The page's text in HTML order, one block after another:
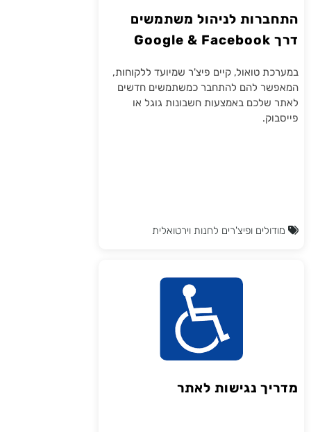
התחברות לניהול משתמשים
דרך Google & Facebook
במערכת טואול, קיים פיצ'ר שמיועד ללקוחות,
המאפשר להם להתחבר כמשתמשים חדשים
לאתר שלכם באמצעות חשבונות גוגל או
פייסבוק.
מודולים ופיצ'רים לחנות וירטואלית
מדריך נגישות לאתר